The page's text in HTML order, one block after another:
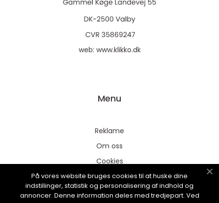
web: www.klikko.dk
Menu
Reklame
Om oss
Cookies
Kontakt Oss
Sitemap
På vores website bruges cookies til at huske dine
indstillinger, statistik og personalisering af indhold og
annoncer. Denne information deles med tredjepart. Ved